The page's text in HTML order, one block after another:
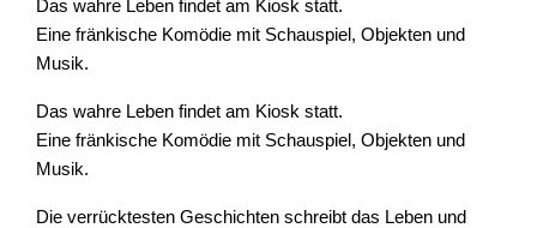
Das wahre Leben findet am Kiosk statt.
Eine fränkische Komödie mit Schauspiel, Objekten und
Musik.
Das wahre Leben findet am Kiosk statt.
Eine fränkische Komödie mit Schauspiel, Objekten und
Musik.
Die verrücktesten Geschichten schreibt das Leben und